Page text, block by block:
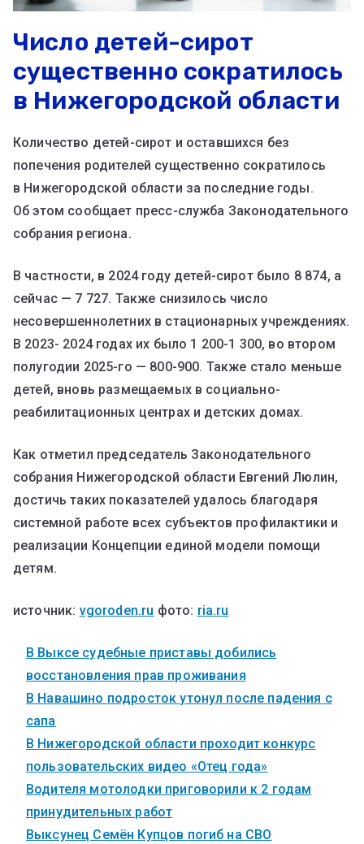
Число детей-сирот
существенно сократилось
в Нижегородской области
Количество детей-сирот и оставшихся без
попечения родителей существенно сократилось
в Нижегородской области за последние годы.
Об этом сообщает пресс-служба Законодательного
собрания региона.
В частности, в 2024 году детей-сирот было 8 874, а
сейчас — 7 727. Также снизилось число
несовершеннолетних в стационарных учреждениях.
В 2023- 2024 годах их было 1 200-1 300, во втором
полугодии 2025-го — 800-900. Также стало меньше
детей, вновь размещаемых в социально-
реабилитационных центрах и детских домах.
Как отметил председатель Законодательного
собрания Нижегородской области Евгений Люлин,
достичь таких показателей удалось благодаря
системной работе всех субъектов профилактики и
реализации Концепции единой модели помощи
детям.
источник: vgoroden.ru фото: ria.ru
В Выксе судебные приставы добились
восстановления прав проживания
В Навашино подросток утонул после падения с
сапа
В Нижегородской области проходит конкурс
пользовательских видео «Отец года»
Водителя мотолодки приговорили к 2 годам
принудительных работ
Выксунец Семён Купцов погиб на СВО